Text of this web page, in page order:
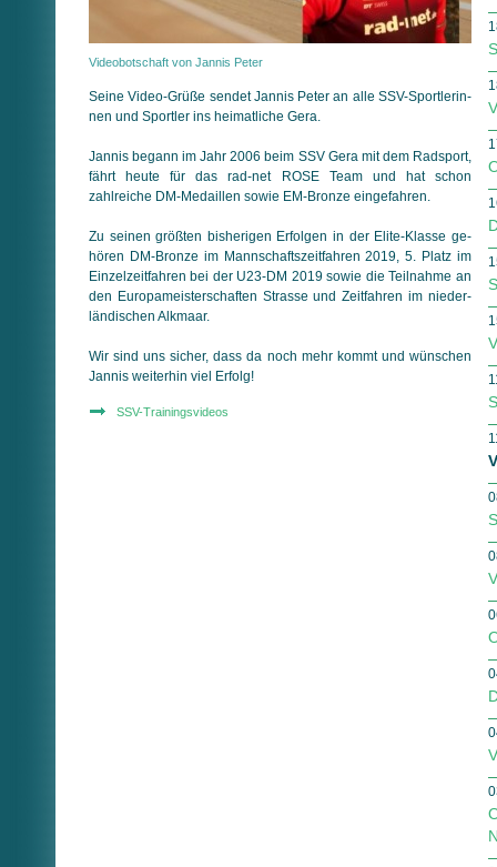
Videobotschaft von Jannis Peter
Seine Video-Grüße sendet Jannis Peter an alle SSV-Sport­le­rin­
nen und Sportler ins heimatliche Gera.
Jannis begann im Jahr 2006 beim SSV Gera mit dem Radsport,
fährt heute für das rad-net ROSE Team und hat schon
zahlreiche DM-Medaillen sowie EM-Bronze eingefahren.
Zu seinen größten bis­he­ri­gen Erfolgen in der Elite-Klasse ge­
hö­ren DM-Bronze im Mann­schafts­zeit­fah­ren 2019, 5. Platz im
Ein­zel­zeit­fah­ren bei der U23-DM 2019 sowie die Teilnahme an
den Eu­ro­pa­meister­schaften Strasse und Zeitfahren im nie­der­
län­di­schen Alkmaar.
Wir sind uns sicher, dass da noch mehr kommt und wünschen
Jannis weiterhin viel Erfolg!
SSV-Trainingsvideos